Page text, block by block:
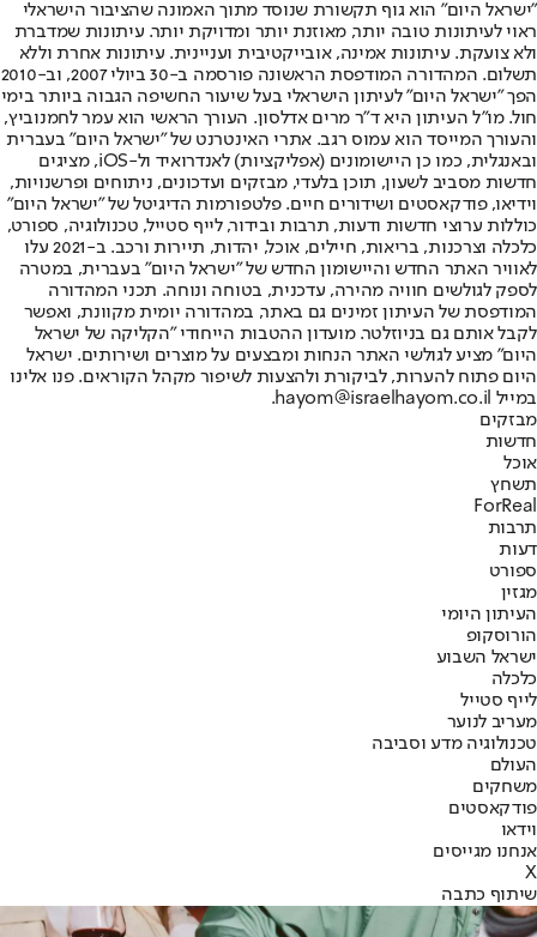
"ישראל היום" הוא גוף תקשורת שנוסד מתוך האמונה שהציבור הישראלי
ראוי לעיתונות טובה יותר, מאוזנת יותר ומדויקת יותר. עיתונות שמדברת
ולא צועקת. עיתונות אמינה, אובייקטיבית ועניינית. עיתונות אחרת וללא
תשלום. המהדורה המודפסת הראשונה פורסמה ב-30 ביולי 2007, וב-2010
הפך "ישראל היום" לעיתון הישראלי בעל שיעור החשיפה הגבוה ביותר בימי
חול. מו"ל העיתון היא ד"ר מרים אדלסון. העורך הראשי הוא עמר לחמנוביץ,
והעורך המייסד הוא עמוס רגב. אתרי האינטרנט של "ישראל היום" בעברית
ובאנגלית, כמו כן היישומונים (אפליקציות) לאנדרואיד ול-iOS, מציגים
חדשות מסביב לשעון, תוכן בלעדי, מבזקים ועדכונים, ניתוחים ופרשנויות,
וידיאו, פודקאסטים ושידורים חיים. פלטפורמות הדיגיטל של "ישראל היום"
כוללות ערוצי חדשות ודעות, תרבות ובידור, לייף סטייל, טכנולוגיה, ספורט,
כלכלה וצרכנות, בריאות, חיילים, אוכל, יהדות, תיירות ורכב. ב-2021 עלו
לאוויר האתר החדש והיישומון החדש של "ישראל היום" בעברית, במטרה
לספק לגולשים חוויה מהירה, עדכנית, בטוחה ונוחה. תכני המהדורה
המודפסת של העיתון זמינים גם באתר, במהדורה יומית מקוונת, ואפשר
לקבל אותם גם בניוזלטר. מועדון ההטבות הייחודי "הקליקה של ישראל
היום" מציע לגולשי האתר הנחות ומבצעים על מוצרים ושירותים. ישראל
היום פתוח להערות, לביקורת ולהצעות לשיפור מקהל הקוראים. פנו אלינו
במייל hayom@israelhayom.co.il.
מבזקים
חדשות
אוכל
תשחץ
ForReal
תרבות
דעות
ספורט
מגזין
העיתון היומי
הורוסקופ
ישראל השבוע
כלכלה
לייף סטייל
מעריב לנוער
טכנולוגיה מדע וסביבה
העולם
משחקים
פודקאסטים
וידאו
אנחנו מגייסים
X
שיתוף כתבה